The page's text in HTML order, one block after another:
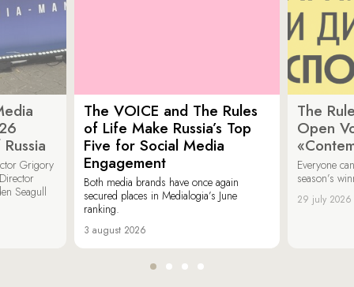
Grigory
Seagull
The VOICE and The Rules
of Life Make Russia’s Top
Five for Social Media
Engagement
Both media brands have once again
secured places in Medialogia’s June
ranking.
3 august 2026
The
Open
Everyone
season’s
29 july 2026